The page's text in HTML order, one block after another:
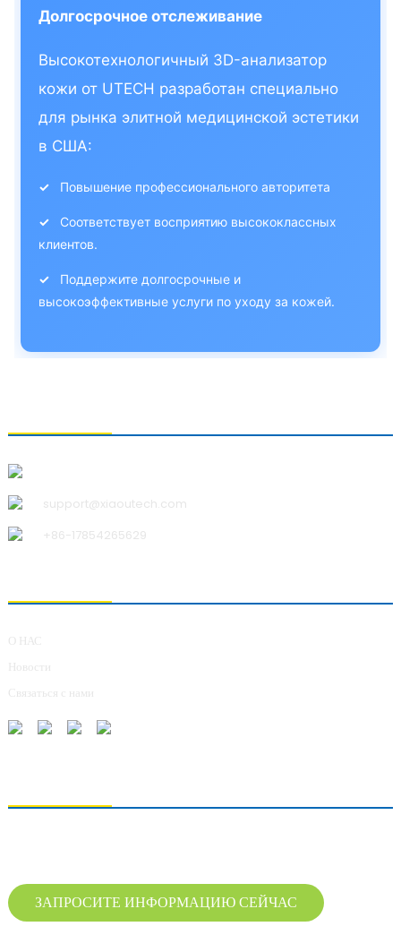
Долгосрочное отслеживание
Высокотехнологичный 3D-анализатор
кожи от UTECH разработан специально
для рынка элитной медицинской эстетики
в США:
✓ Повышение профессионального авторитета
✓
Соответствует восприятию высококлассных
клиентов.
✓
Поддержите долгосрочные и
высокоэффективные услуги по уходу за кожей.
support@xiaoutech.com
+86-17854265629
О НАС
Новости
Связаться с нами
ЗАПРОСИТЕ ИНФОРМАЦИЮ СЕЙЧАС